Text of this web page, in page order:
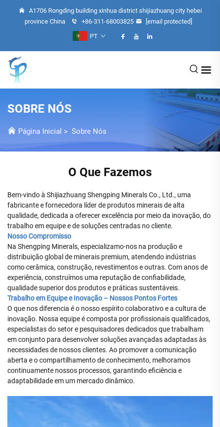
A1706 Rongding building xinhua district shijiazhuang city hebei
province China
+86-311-68003825
[email protected]
PT
SOBRE NÓS
Página Inicial > Sobre Nós
O Que Fazemos
Bem-vindo à Shijiazhuang Shengping Minerals Co., Ltd., uma
fabricante e fornecedora líder de produtos minerais de alta
qualidade, dedicada a oferecer excelência por meio da inovação, do
trabalho em equipe e de soluções centradas no cliente.
Nosso Compromisso
Na Shengping Minerals, especializamo-nos na produção e
distribuição global de minerais premium, atendendo indústrias
como cerâmica, construção, revestimentos e outras. Com anos de
experiência, construímos uma reputação de confiabilidade,
qualidade superior dos produtos e práticas sustentáveis.
Trabalho em Equipe e Inovação – Nossos Pontos Fortes
O que nos diferencia é o nosso espírito colaborativo e a cultura de
inovação. Nossa equipe é composta por profissionais qualificados,
especialistas do setor e pesquisadores dedicados que trabalham
em conjunto para desenvolver soluções avançadas adaptadas às
necessidades de nossos clientes. Ao promover a comunicação
aberta e o compartilhamento de conhecimento, melhoramos
continuamente nossos processos, garantindo eficiência e
adaptabilidade em um mercado dinâmico.